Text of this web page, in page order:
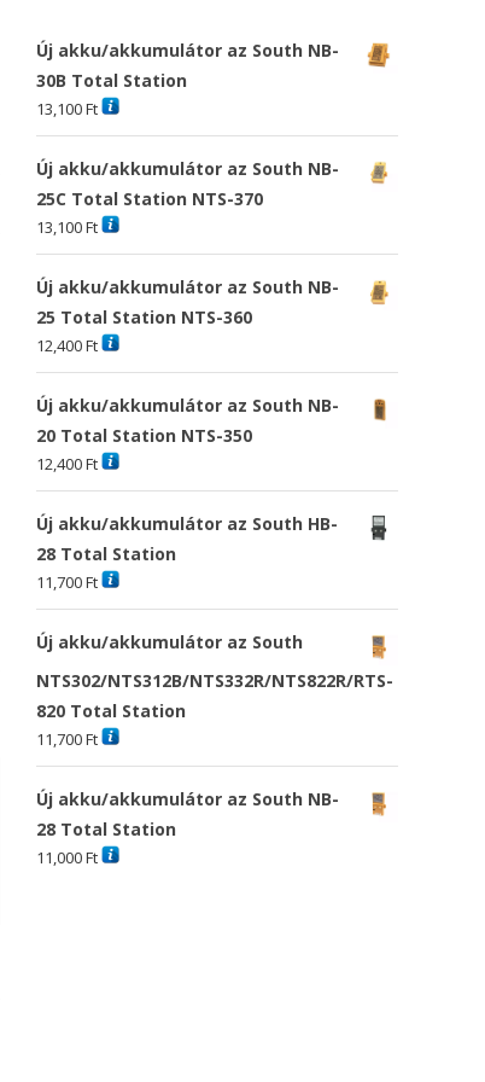
Current
price
11,320 Ft
Új akku/akkumulátor az South NB-
30B Total Station
13,100Ft
Új akku/akkumulátor az South NB-
25C Total Station NTS-370
13,100Ft
Új akku/akkumulátor az South NB-
25 Total Station NTS-360
12,400Ft
Új akku/akkumulátor az South NB-
20 Total Station NTS-350
12,400Ft
Új akku/akkumulátor az South HB-
28 Total Station
11,700Ft
Új akku/akkumulátor az South
NTS302/NTS312B/NTS332R/NTS822R/RTS-
820 Total Station
11,700Ft
Új akku/akkumulátor az South NB-
28 Total Station
11,000Ft